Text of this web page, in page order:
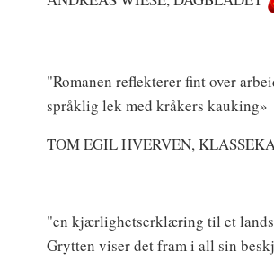
"Romanen reflekterer fint over
språklig lek med kråkers kauking»
TOM EGIL HVERVEN,
"en kjærlighetserklæring til et
Grytten viser det fram i all sin